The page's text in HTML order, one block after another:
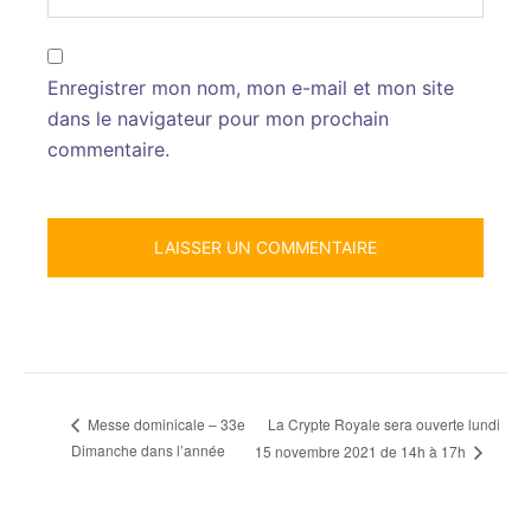
Enregistrer mon nom, mon e-mail et mon site
dans le navigateur pour mon prochain
commentaire.
Messe dominicale – 33e
Dimanche dans l’année
La Crypte Royale sera ouverte lundi
15 novembre 2021 de 14h à 17h